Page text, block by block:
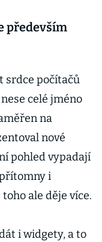
především
srdce počítačů
celé jméno
na
nové
pohled vypadají
i
ale děje více.
i widgety, a to